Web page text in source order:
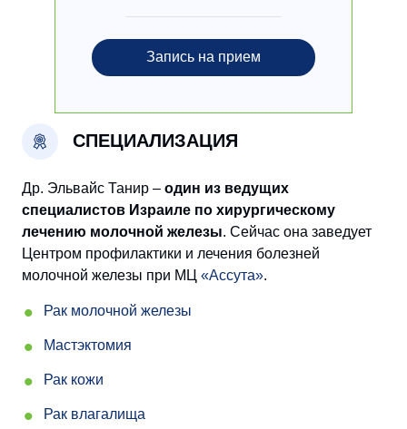
СПЕЦИАЛИЗАЦИЯ
Др. Эльвайс Танир – один из ведущих
специалистов Израиле по хирургическому
лечению молочной железы. Сейчас она заведует
Центром профилактики и лечения болезней
молочной железы при МЦ «Ассута».
Рак молочной железы
Мастэктомия
Рак кожи
Рак влагалища
Запись на прием